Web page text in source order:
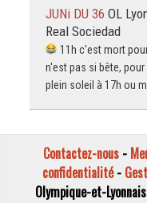
JUNi DU 36 OL
Real Sociedad
11h c'est mort
n'est pas si bête,
plein soleil à 17h ou
Contactez-nous -
confidentialité-
Olympique-et-